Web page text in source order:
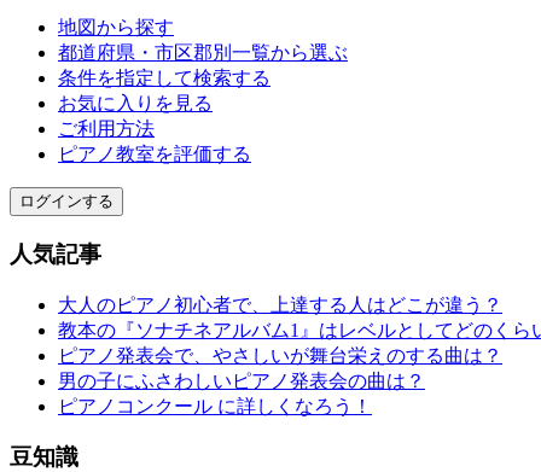
地図から探す
都道府県・市区郡別一覧から選ぶ
条件を指定して検索する
お気に入りを見る
ご利用方法
ピアノ教室を評価する
ログインする
人気記事
大人のピアノ初心者で、上達する人はどこが違う？
教本の『ソナチネアルバム1』はレベルとしてどのくら
ピアノ発表会で、やさしいが舞台栄えのする曲は？
男の子にふさわしいピアノ発表会の曲は？
ピアノコンクール に詳しくなろう！
豆知識